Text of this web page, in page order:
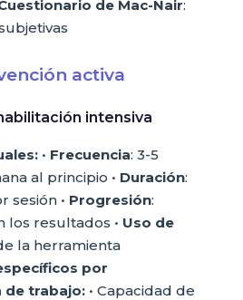
de Mac-Nair:
activa
intensiva
• Frecuencia: 3-5
al principio • Duración:
sesión • Progresión:
los resultados • Uso de
la herramienta
por
de trabajo:• Capacidad de